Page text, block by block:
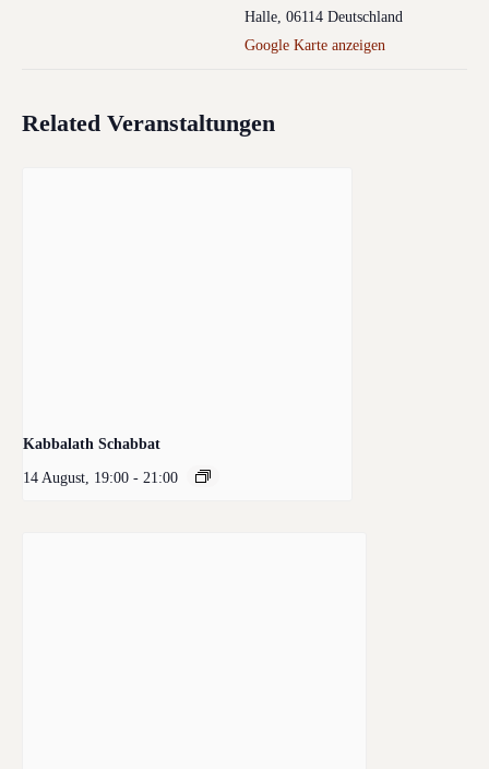
Halle 06114 Deutschland
Google Karte anzeigen
Related Veranstaltungen
Kabbalath Schabbat
14 August, 19:00 - 21:00